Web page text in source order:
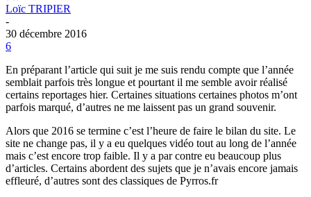
Loïc TRIPIER
-
30 décembre 2016
6
En préparant l’article qui suit je me suis rendu compte que l’année
semblait parfois très longue et pourtant il me semble avoir réalisé
certains reportages hier. Certaines situations certaines photos m’ont
parfois marqué, d’autres ne me laissent pas un grand souvenir.
Alors que 2016 se termine c’est l’heure de faire le bilan du site. Le
site ne change pas, il y a eu quelques vidéo tout au long de l’année
mais c’est encore trop faible. Il y a par contre eu beaucoup plus
d’articles. Certains abordent des sujets que je n’avais encore jamais
effleuré, d’autres sont des classiques de Pyrros.fr